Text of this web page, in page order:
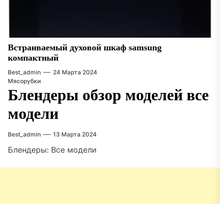
Встраиваемый духовой шкаф samsung
компактный
Best_admin
24 Марта 2024
Мясорубки
Блендеры обзор моделей все
модели
Best_admin 13 Марта 2024
Блендеры: Все модели